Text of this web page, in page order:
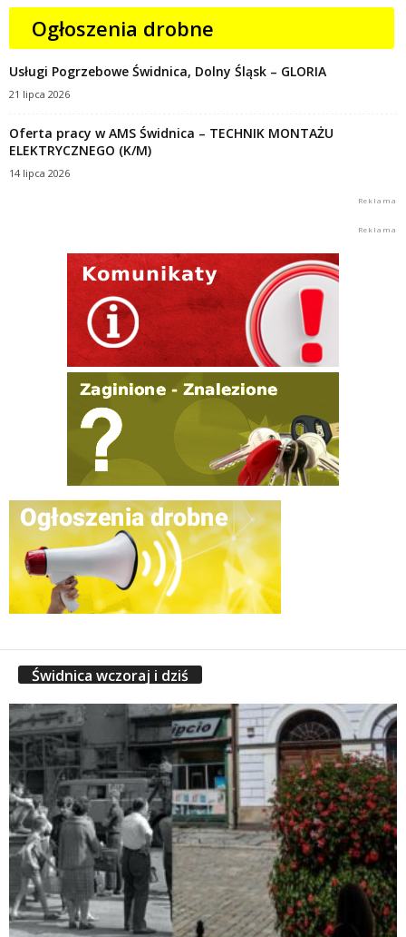
Ogłoszenia drobne
Usługi Pogrzebowe Świdnica, Dolny Śląsk – GLORIA
21 lipca 2026
Oferta pracy w AMS Świdnica – TECHNIK MONTAŻU
ELEKTRYCZNEGO (K/M)
14 lipca 2026
Świdnica wczoraj i dziś